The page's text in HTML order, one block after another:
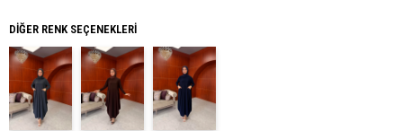
DIĞER RENK SEÇENEKLERI